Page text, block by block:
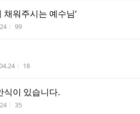
워주시는 예수님’
조회수
99
시간 조회수
18
식이 있습니다.
조회수
35